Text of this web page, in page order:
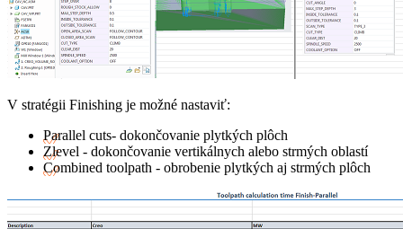
V stratégii Finishing je možné nastaviť:
Parallel cuts- dokončovanie plytkých plôch
Zlevel - dokončovanie vertikálnych alebo strmých oblastí
Combined toolpath - obrobenie plytkých aj strmých plôch